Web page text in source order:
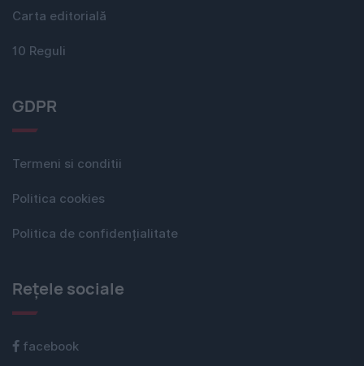
Carta editorială
10 Reguli
GDPR
Termeni si conditii
Politica cookies
Politica de confidențialitate
Rețele sociale
facebook